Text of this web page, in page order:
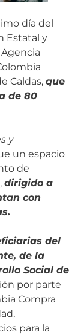
día del
Estatal y
Caldas, que
de 80
y
un espacio
de
dirigido a
con
del
de la
Social de
por parte
Compra
para la